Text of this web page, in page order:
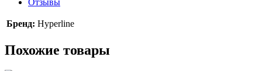
Бренд: Hyperline
Похожие товары